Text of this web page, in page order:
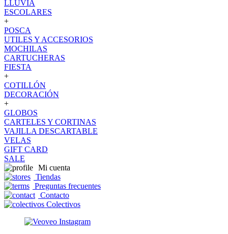
LLUVIA
ESCOLARES
+
POSCA
UTILES Y ACCESORIOS
MOCHILAS
CARTUCHERAS
FIESTA
+
COTILLÓN
DECORACIÓN
+
GLOBOS
CARTELES Y CORTINAS
VAJILLA DESCARTABLE
VELAS
GIFT CARD
SALE
Mi cuenta
Tiendas
Preguntas frecuentes
Contacto
Colectivos